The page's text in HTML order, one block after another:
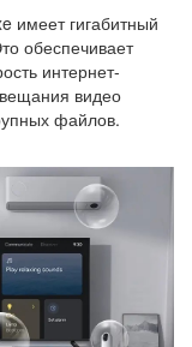
имеет гигабитный
обеспечивает
интернет-
видео
файлов.